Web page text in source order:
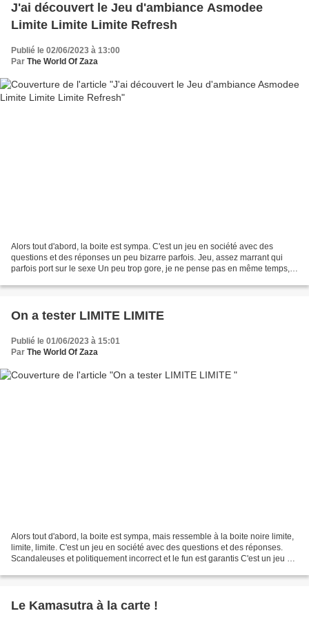
J'ai découvert le Jeu d'ambiance Asmodee
Limite Limite Limite Refresh
Publié le 02/06/2023 à 13:00
Par The World Of Zaza
Alors tout d'abord, la boite est sympa. C'est un jeu en société avec des
questions et des réponses un peu bizarre parfois. Jeu, assez marrant qui
parfois port sur le sexe Un peu trop gore, je ne pense pas en même temps,
On a tester LIMITE LIMITE
Publié le 01/06/2023 à 15:01
Par The World Of Zaza
Alors tout d'abord, la boite est sympa, mais ressemble à la boite noire limite,
limite, limite. C'est un jeu en société avec des questions et des réponses.
Scandaleuses et politiquement incorrect et le fun est garantis C'est un jeu à
Le Kamasutra à la carte !